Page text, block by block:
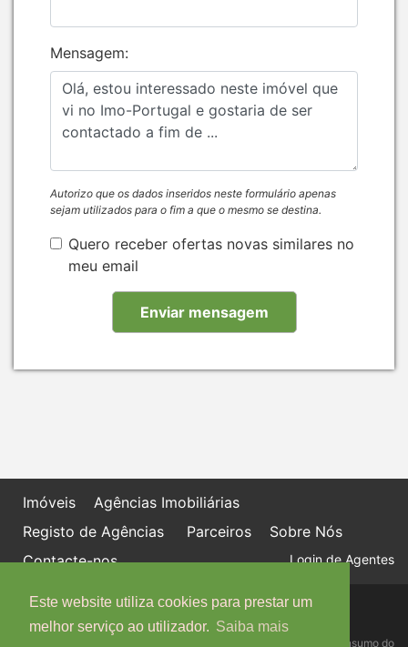
Este website utiliza cookies para prestar um
melhor serviço ao utilizador. Saiba mais
Mensagem:
Autorizo que os dados inseridos neste formulário apenas
sejam utilizados para o fim a que o mesmo se destina.
Quero receber ofertas novas similares no
meu email
Imóveis
Agências Imobiliárias
Registo de Agências
Parceiros
Sobre Nós
Contacte-nos
Login de Agentes
Política de proteção de dados
Livro de Reclamações online
Centro de Informação, Mediação e Arbitragem de Conflitos de Consumo do